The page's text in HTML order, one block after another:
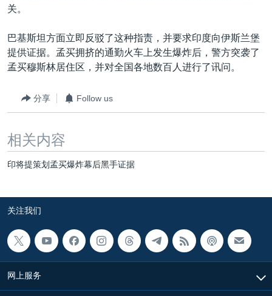
转
到
检
非洲
美洲
全球议题
军事
劳工
环境
热点专题
国会报道
美中关系
美国建国250周年
埃博拉疫情
美国之音专访
重要讲话与声明
关注新疆
VOA今日焦点
中文广播
关注我们
关。
巴基斯坦方面立即反驳了这种指责，并要求印度向伊斯兰堡
提供证据。孟买拥挤的通勤火车上发生爆炸后，警方突袭了
孟买穆斯林居住区，并对全国各地数百人进行了讯问。
分享 Follow us
相关内容
印将提策划孟买爆炸幕后黑手证据
关注我们
网上服务